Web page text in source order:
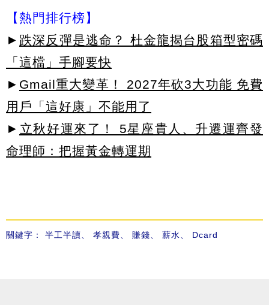
【熱門排行榜】
► 跌深反彈是逃命？ 杜金龍揭台股箱型密碼
「這檔」手腳要快
► Gmail重大變革！ 2027年砍3大功能 免費
用戶「這好康」不能用了
► 立秋好運來了！ 5星座貴人、升遷運齊發
命理師：把握黃金轉運期
關鍵字： 半工半讀 孝親費 賺錢 薪水 Dcard